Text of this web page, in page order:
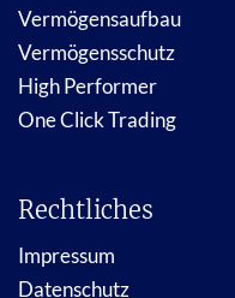
Vermögensaufbau
Vermögensschutz
High Performer
One Click Trading
Rechtliches
Impressum
Datenschutz